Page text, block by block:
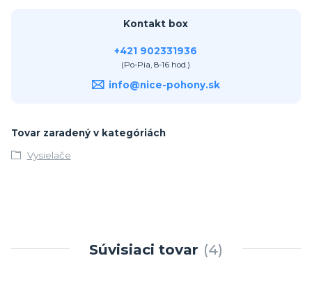
Kontakt box
+421 902331936
(Po-Pia, 8-16 hod.)
info@nice-pohony.sk
Tovar zaradený v kategóriách
Vysielače
Súvisiaci tovar 4